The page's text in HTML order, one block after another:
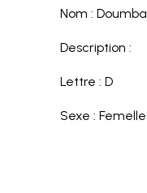
Nom : Doumba
Description :
Lettre : D
Sexe : Femelle